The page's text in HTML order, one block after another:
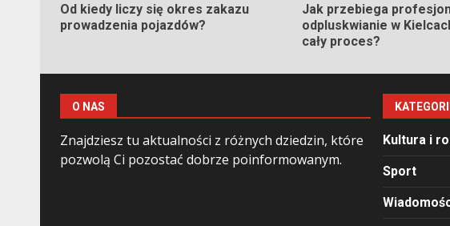
Od kiedy liczy się okres zakazu
prowadzenia pojazdów?
Jak przebiega
odpluskwianie w
cały proces?
O NAS
Znajdziesz tu aktualności z różnych dziedzin, które
pozwolą Ci pozostać dobrze poinformowanym.
Kultura i
Sport